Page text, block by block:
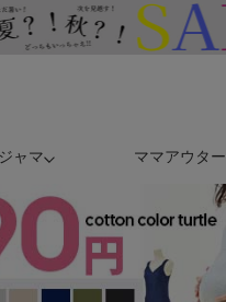
ャマ ママアウター